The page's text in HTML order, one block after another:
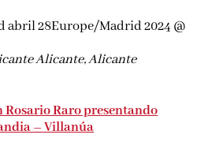
abril 28Europe/Madrid 2024 @
Alicante, Alicante
Raro presentando
– Villanúa